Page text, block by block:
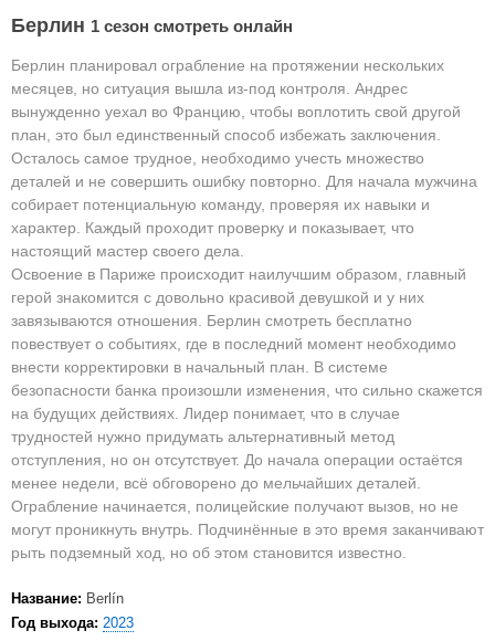
Берлин 1 сезон смотреть онлайн
Берлин планировал ограбление на протяжении нескольких
месяцев, но ситуация вышла из-под контроля. Андрес
вынужденно уехал во Францию, чтобы воплотить свой другой
план, это был единственный способ избежать заключения.
Осталось самое трудное, необходимо учесть множество
деталей и не совершить ошибку повторно. Для начала мужчина
собирает потенциальную команду, проверяя их навыки и
характер. Каждый проходит проверку и показывает, что
настоящий мастер своего дела.
Освоение в Париже происходит наилучшим образом, главный
герой знакомится с довольно красивой девушкой и у них
завязываются отношения. Берлин смотреть бесплатно
повествует о событиях, где в последний момент необходимо
внести корректировки в начальный план. В системе
безопасности банка произошли изменения, что сильно скажется
на будущих действиях. Лидер понимает, что в случае
трудностей нужно придумать альтернативный метод
отступления, но он отсутствует. До начала операции остаётся
менее недели, всё обговорено до мельчайших деталей.
Ограбление начинается, полицейские получают вызов, но не
могут проникнуть внутрь. Подчинённые в это время заканчивают
рыть подземный ход, но об этом становится известно.
Название: Berlín
Год выхода: 2023